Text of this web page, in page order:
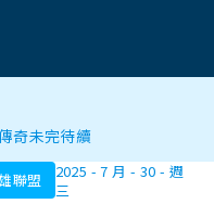
奇未完待續
聯盟
2025 - 7 月 - 30 - 週
三